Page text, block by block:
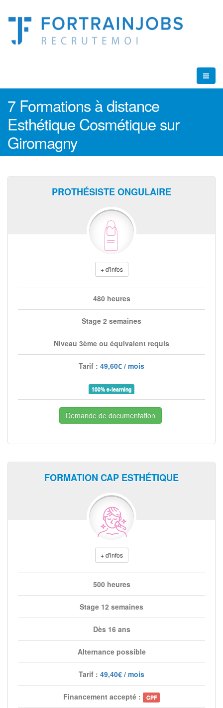
7 Formations à distance
Esthétique Cosmétique sur
Giromagny
PROTHÉSISTE ONGULAIRE
+ d'infos
480 heures
Stage 2 semaines
Niveau 3ème ou équivalent requis
Tarif : 49,60€ / mois
100% e-learning
Demande de documentation
FORMATION CAP ESTHÉTIQUE
+ d'infos
500 heures
Stage 12 semaines
Dès 16 ans
Alternance possible
Tarif : 49,40€ / mois
Financement accepté : CPF